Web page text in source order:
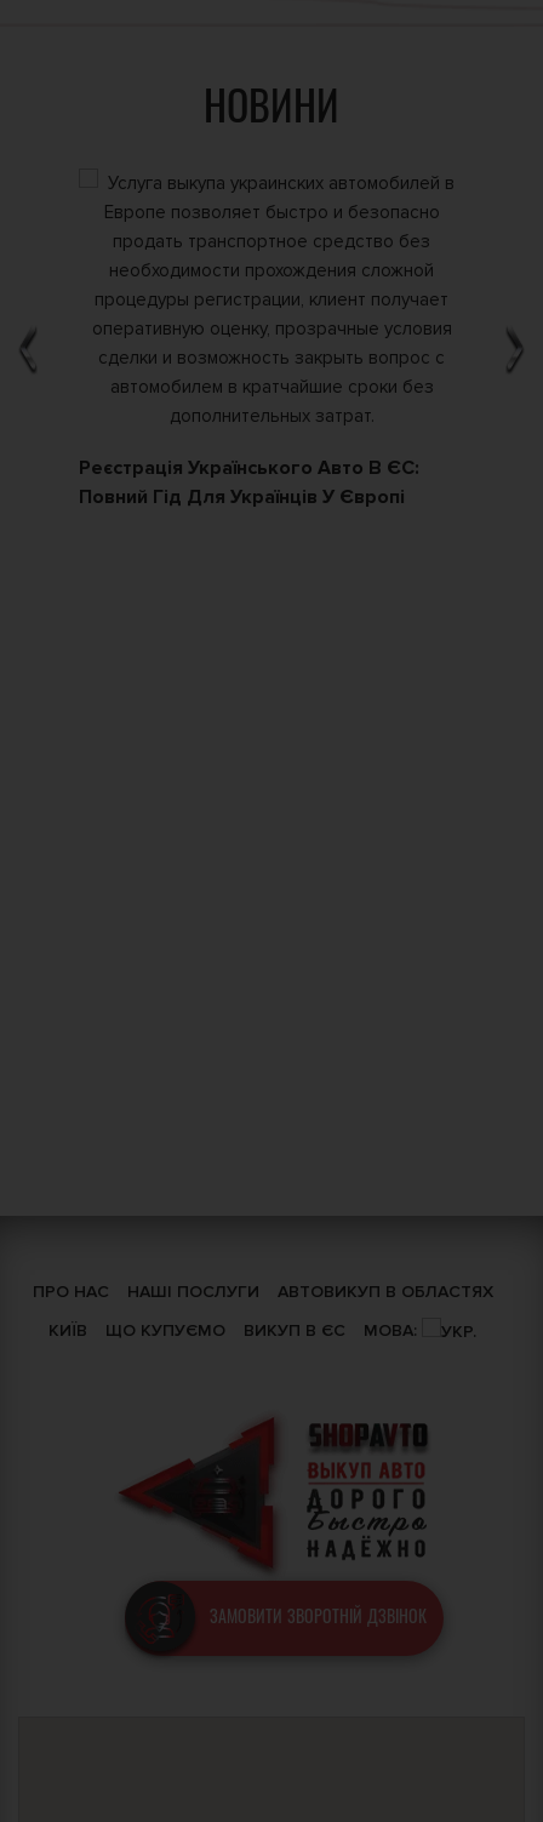
НОВИНИ
Реєстрація Українського Авто В ЄС:
Повний Гід Для Українців У Європі
ПРО НАС НАШІ ПОСЛУГИ
АВТОВИКУП В ОБЛАСТЯХ
КИЇВ
ЩО КУПУЄМО ВИКУП В ЄС МОВА:
ЗАМОВИТИ ЗВОРОТНІЙ ДЗВІНОК